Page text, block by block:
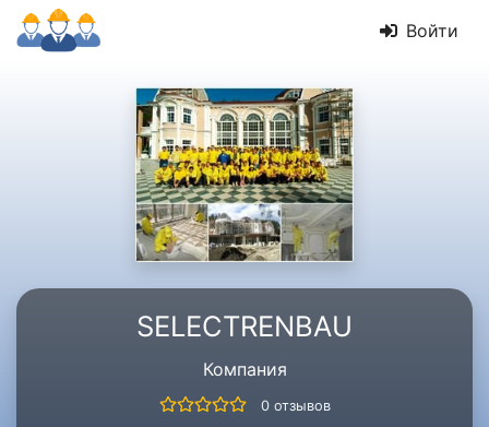
Войти
SELECTRENBAU
Компания
0 отзывов